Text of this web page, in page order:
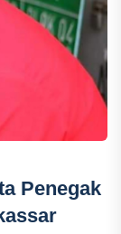
Penegak